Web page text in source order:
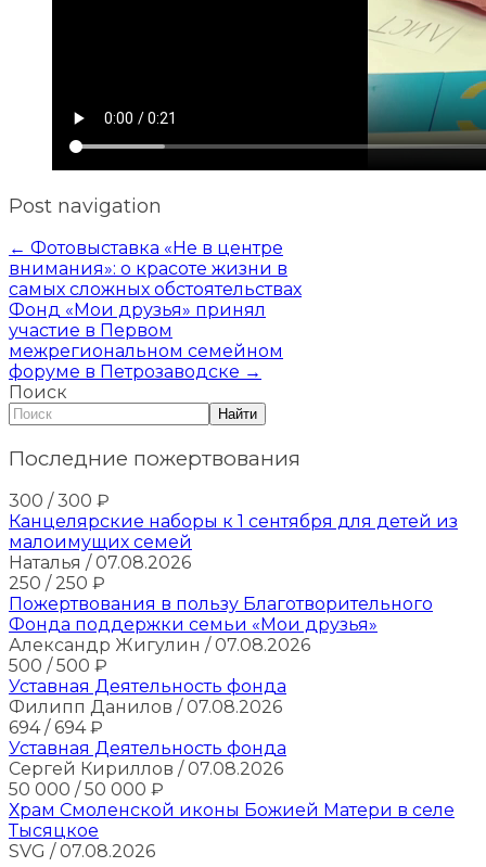
Post navigation
← Фотовыставка «Не в центре
внимания»: о красоте жизни в
самых сложных обстоятельствах
Фонд «Мои друзья» принял
участие в Первом
межрегиональном семейном
форуме в Петрозаводске →
Поиск
Найти
Последние пожертвования
300 / 300 ₽
Канцелярские наборы к 1 сентября для детей из
малоимущих семей
Наталья / 07.08.2026
250 / 250 ₽
Пожертвования в пользу Благотворительного
Фонда поддержки семьи «Мои друзья»
Александр Жигулин / 07.08.2026
500 / 500 ₽
Уставная Деятельность фонда
Филипп Данилов / 07.08.2026
694/ 694₽
Уставная Деятельность фонда
Сергей Кириллов / 07.08.2026
50 000 / 50 000 ₽
Храм Смоленской иконы Божией Матери в селе
Тысяцкое
SVG / 07.08.2026